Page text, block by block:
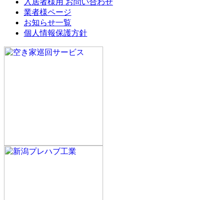
業者様ページ
お知らせ一覧
個人情報保護方針